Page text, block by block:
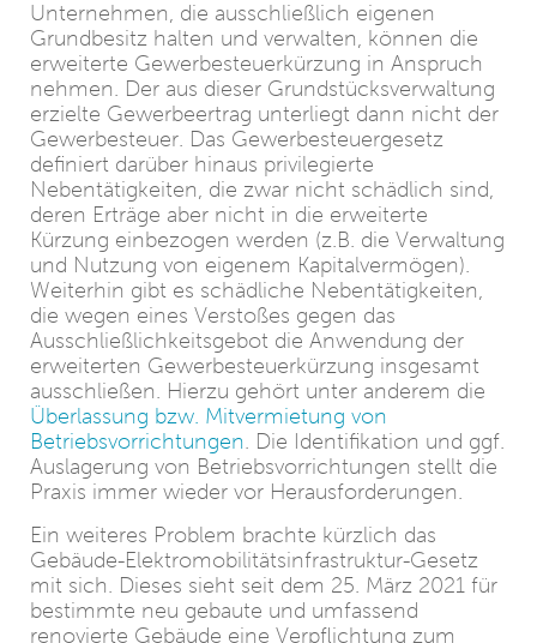
Unternehmen, die ausschließlich eigenen
Grundbesitz halten und verwalten, können die
erweiterte Gewerbesteuerkürzung in Anspruch
nehmen. Der aus dieser Grundstücksverwaltung
erzielte Gewerbeertrag unterliegt dann nicht der
Gewerbesteuer. Das Gewerbesteuergesetz
definiert darüber hinaus privilegierte
Nebentätigkeiten, die zwar nicht schädlich sind,
deren Erträge aber nicht in die erweiterte
Kürzung einbezogen werden (z.B. die Verwaltung
und Nutzung von eigenem Kapitalvermögen).
Weiterhin gibt es schädliche Nebentätigkeiten,
die wegen eines Verstoßes gegen das
Ausschließlichkeitsgebot die Anwendung der
erweiterten Gewerbesteuerkürzung insgesamt
ausschließen. Hierzu gehört unter anderem die
Überlassung bzw. Mitvermietung von
Betriebsvorrichtungen. Die Identifikation und ggf.
Auslagerung von Betriebsvorrichtungen stellt die
Praxis immer wieder vor Herausforderungen.
Ein weiteres Problem brachte kürzlich das
Gebäude-Elektromobilitätsinfrastruktur-Gesetz
mit sich. Dieses sieht seit dem 25. März 2021 für
bestimmte neu gebaute und umfassend
renovierte Gebäude eine Verpflichtung zum